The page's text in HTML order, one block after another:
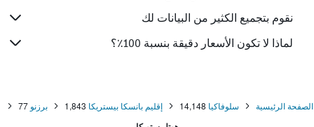
نقوم بتجميع الكثير من البيانات لك
لماذا لا تكون الأسعار دقيقة بنسبة 100٪؟
الصفحة الرئيسية سلوفاكيا 14,148 إقليم بانسكا بيستريكا 1,843 برزنو 77